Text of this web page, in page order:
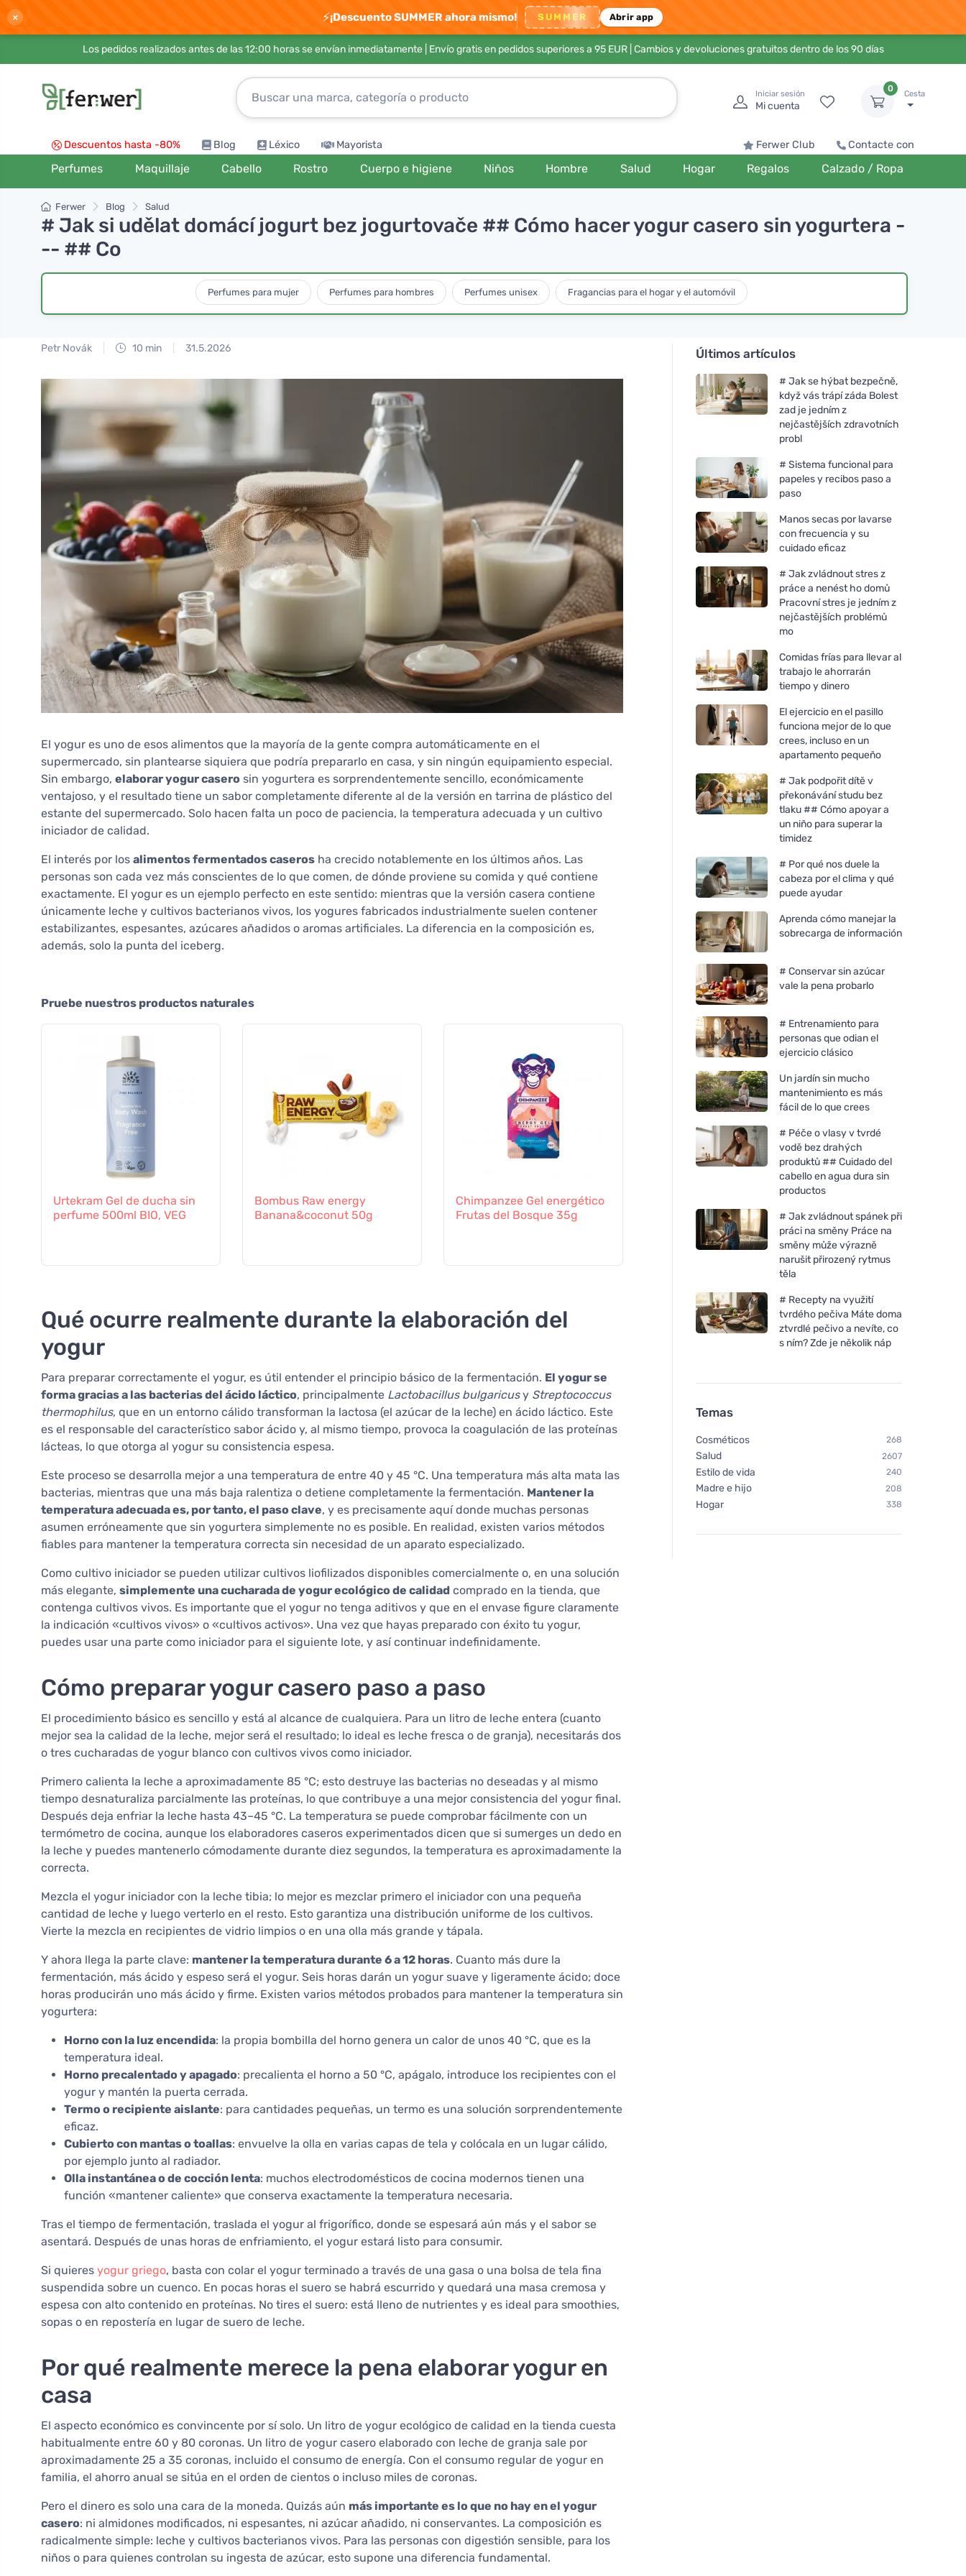
× ⚡¡Descuento SUMMER ahora mismo! SUMMER Abrir app
Los pedidos realizados antes de las 12:00 horas se envían inmediatamente | Envío gratis en pedidos superiores a 95 EUR| Cambios y devoluciones gratuitos dentro de los 90 días
Iniciar sesión
Mi cuenta
0
Cesta
Descuentos hasta -80% Blog Léxico Mayorista Ferwer Club Contacte con
Perfumes Maquillaje Cabello Rostro Cuerpo e higiene Niños Hombre Salud Hogar Regalos Calzado / Ropa
Ferwer Blog Salud
# Jak si udělat domácí jogurt bez jogurtovače ## Cómo hacer yogur casero sin yogurtera -
-- ## Co
Perfumes para mujer Perfumes para hombres Perfumes unisex Fragancias para el hogar y el automóvil
Petr Novák 10 min 31.5.2026
El yogur es uno de esos alimentos que la mayoría de la gente compra automáticamente en el
supermercado, sin plantearse siquiera que podría prepararlo en casa, y sin ningún equipamiento especial.
Sin embargo, elaborar yogur casero sin yogurtera es sorprendentemente sencillo, económicamente
ventajoso, y el resultado tiene un sabor completamente diferente al de la versión en tarrina de plástico del
estante del supermercado. Solo hacen falta un poco de paciencia, la temperatura adecuada y un cultivo
iniciador de calidad.
El interés por los alimentos fermentados caseros ha crecido notablemente en los últimos años. Las
personas son cada vez más conscientes de lo que comen, de dónde proviene su comida y qué contiene
exactamente. El yogur es un ejemplo perfecto en este sentido: mientras que la versión casera contiene
únicamente leche y cultivos bacterianos vivos, los yogures fabricados industrialmente suelen contener
estabilizantes, espesantes, azúcares añadidos o aromas artificiales. La diferencia en la composición es,
además, solo la punta del iceberg.
Pruebe nuestros productos naturales
Urtekram Gel de ducha sin
perfume 500ml BIO, VEG
Bombus Raw energy
Banana&coconut 50g
Chimpanzee Gel energético
Frutas del Bosque 35g
retráctiles Green Life - 60 l
(10 uds.)
Super bar - Muffin
55g
Qué ocurre realmente durante la elaboración del
yogur
Para preparar correctamente el yogur, es útil entender el principio básico de la fermentación. El yogur se
forma gracias a las bacterias del ácido láctico, principalmente Lactobacillus bulgaricusy Streptococcus
thermophilus, que en un entorno cálido transforman la lactosa (el azúcar de la leche) en ácido láctico. Este
es el responsable del característico sabor ácido y, al mismo tiempo, provoca la coagulación de las proteínas
lácteas, lo que otorga al yogur su consistencia espesa.
Este proceso se desarrolla mejor a una temperatura de entre 40 y 45 °C. Una temperatura más alta mata las
bacterias, mientras que una más baja ralentiza o detiene completamente la fermentación. Mantener la
temperatura adecuada es, por tanto, el paso clave, y es precisamente aquí donde muchas personas
asumen erróneamente que sin yogurtera simplemente no es posible. En realidad, existen varios métodos
fiables para mantener la temperatura correcta sin necesidad de un aparato especializado.
Como cultivo iniciador se pueden utilizar cultivos liofilizados disponibles comercialmente o, en una solución
más elegante, simplemente una cucharada de yogur ecológico de calidad comprado en la tienda, que
contenga cultivos vivos. Es importante que el yogur no tenga aditivos y que en el envase figure claramente
la indicación «cultivos vivos» o «cultivos activos». Una vez que hayas preparado con éxito tu yogur,
puedes usar una parte como iniciador para el siguiente lote, y así continuar indefinidamente.
Cómo preparar yogur casero paso a paso
El procedimiento básico es sencillo y está al alcance de cualquiera. Para un litro de leche entera (cuanto
mejor sea la calidad de la leche, mejor será el resultado; lo ideal es leche fresca o de granja), necesitarás dos
o tres cucharadas de yogur blanco con cultivos vivos como iniciador.
Primero calienta la leche a aproximadamente 85 °C; esto destruye las bacterias no deseadas y al mismo
tiempo desnaturaliza parcialmente las proteínas, lo que contribuye a una mejor consistencia del yogur final.
Después deja enfriar la leche hasta 43–45 °C. La temperatura se puede comprobar fácilmente con un
termómetro de cocina, aunque los elaboradores caseros experimentados dicen que si sumerges un dedo en
la leche y puedes mantenerlo cómodamente durante diez segundos, la temperatura es aproximadamente la
correcta.
Mezcla el yogur iniciador con la leche tibia; lo mejor es mezclar primero el iniciador con una pequeña
cantidad de leche y luego verterlo en el resto. Esto garantiza una distribución uniforme de los cultivos.
Vierte la mezcla en recipientes de vidrio limpios o en una olla más grande y tápala.
Y ahora llega la parte clave: mantener la temperatura durante 6 a 12 horas. Cuanto más dure la
fermentación, más ácido y espeso será el yogur. Seis horas darán un yogur suave y ligeramente ácido; doce
horas producirán uno más ácido y firme. Existen varios métodos probados para mantener la temperatura sin
yogurtera:
Horno con la luz encendida: la propia bombilla del horno genera un calor de unos 40 °C, que es la
temperatura ideal.
Horno precalentado y apagado: precalienta el horno a 50 °C, apágalo, introduce los recipientes con el
yogur y mantén la puerta cerrada.
Termo o recipiente aislante: para cantidades pequeñas, un termo es una solución sorprendentemente
eficaz.
Cubierto con mantas o toallas: envuelve la olla en varias capas de tela y colócala en un lugar cálido,
por ejemplo junto al radiador.
Olla instantánea o de cocción lenta: muchos electrodomésticos de cocina modernos tienen una
función «mantener caliente» que conserva exactamente la temperatura necesaria.
Tras el tiempo de fermentación, traslada el yogur al frigorífico, donde se espesará aún más y el sabor se
asentará. Después de unas horas de enfriamiento, el yogur estará listo para consumir.
Si quieres yogur griego, basta con colar el yogur terminado a través de una gasa o una bolsa de tela fina
suspendida sobre un cuenco. En pocas horas el suero se habrá escurrido y quedará una masa cremosa y
espesa con alto contenido en proteínas. No tires el suero: está lleno de nutrientes y es ideal para smoothies,
sopas o en repostería en lugar de suero de leche.
Por qué realmente merece la pena elaborar yogur en
casa
El aspecto económico es convincente por sí solo. Un litro de yogur ecológico de calidad en la tienda cuesta
habitualmente entre 60 y 80 coronas. Un litro de yogur casero elaborado con leche de granja sale por
aproximadamente 25 a 35 coronas, incluido el consumo de energía. Con el consumo regular de yogur en
familia, el ahorro anual se sitúa en el orden de cientos o incluso miles de coronas.
Pero el dinero es solo una cara de la moneda. Quizás aún más importante es lo que no hay en el yogur
casero: ni almidones modificados, ni espesantes, ni azúcar añadido, ni conservantes. La composición es
radicalmente simple: leche y cultivos bacterianos vivos. Para las personas con digestión sensible, para los
niños o para quienes controlan su ingesta de azúcar, esto supone una diferencia fundamental.
Últimos artículos
# Jak se hýbat bezpečně,
když vás trápí záda Bolest
zad je jedním z
nejčastějších zdravotních
probl
# Sistema funcional para
papeles y recibos paso a
paso
Manos secas por lavarse
con frecuencia y su
cuidado eficaz
# Jak zvládnout stres z
práce a nenést ho domů
Pracovní stres je jedním z
nejčastějších problémů
mo
Comidas frías para llevar al
trabajo le ahorrarán
tiempo y dinero
El ejercicio en el pasillo
funciona mejor de lo que
crees, incluso en un
apartamento pequeño
# Jak podpořit dítě v
překonávání studu bez
tlaku ## Cómo apoyar a
un niño para superar la
timidez
# Por qué nos duele la
cabeza por el clima y qué
puede ayudar
Aprenda cómo manejar la
sobrecarga de información
# Conservar sin azúcar
vale la pena probarlo
# Entrenamiento para
personas que odian el
ejercicio clásico
Un jardín sin mucho
mantenimiento es más
fácil de lo que crees
# Péče o vlasy v tvrdé
vodě bez drahých
produktů ## Cuidado del
cabello en agua dura sin
productos
# Jak zvládnout spánek při
práci na směny Práce na
směny může výrazně
narušit přirozený rytmus
těla
# Recepty na využití
tvrdého pečiva Máte doma
ztvrdlé pečivo a nevíte, co
s ním? Zde je několik náp
Temas
Cosméticos 268
Salud 2607
Estilo de vida 240
Madre e hijo 208
Hogar 338